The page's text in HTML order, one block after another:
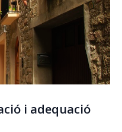
i adequació